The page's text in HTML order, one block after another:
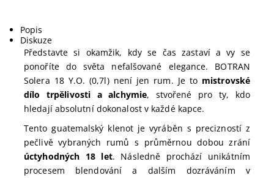
Popis
Diskuze
Představte si okamžik, kdy se čas zastaví a vy se
ponoříte do světa nefalšované elegance. BOTRAN
Solera 18 Y.O. (0,7l) není jen rum. Je to mistrovské
dílo trpělivosti a alchymie, stvořené pro ty, kdo
hledají absolutní dokonalost v každé kapce.
Tento guatemalský klenot je vyráběn s precizností z
pečlivě vybraných rumů s průměrnou dobou zrání
úctyhodných 18 let. Následně prochází unikátním
procesem blendování a dalším dozráváním v